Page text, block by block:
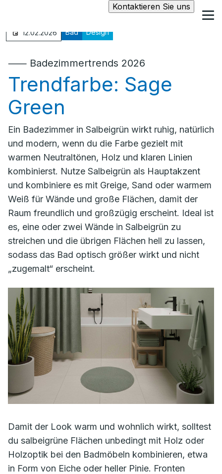
Kontaktieren Sie uns
12.02.2026 Bad Design
⸺ Badezimmertrends 2026
Trendfarbe: Sage
Green
Ein Badezimmer in Salbeigrün wirkt ruhig, natürlich
und modern, wenn du die Farbe gezielt mit
warmen Neutraltönen, Holz und klaren Linien
kombinierst. Nutze Salbeigrün als Hauptakzent
und kombiniere es mit Greige, Sand oder warmem
Weiß für Wände und große Flächen, damit der
Raum freundlich und großzügig erscheint. Ideal ist
es, eine oder zwei Wände in Salbeigrün zu
streichen und die übrigen Flächen hell zu lassen,
sodass das Bad optisch größer wirkt und nicht
„zugemalt“ erscheint.
Damit der Look warm und wohnlich wirkt, solltest
du salbeigrüne Flächen unbedingt mit Holz oder
Holzoptik bei den Badmöbeln kombinieren, etwa
in Form von Eiche oder heller Pinie. Fronten